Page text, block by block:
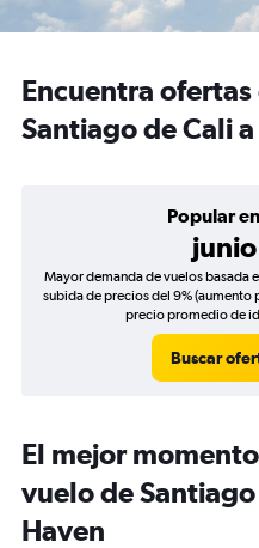
Encuentra
Santiago de Cali
Popular en
junio
Mayor demanda de vuelos basada
subida de precios del 9% (aumento
precio promedio de
Buscar
El mejor
vuelo de
Haven